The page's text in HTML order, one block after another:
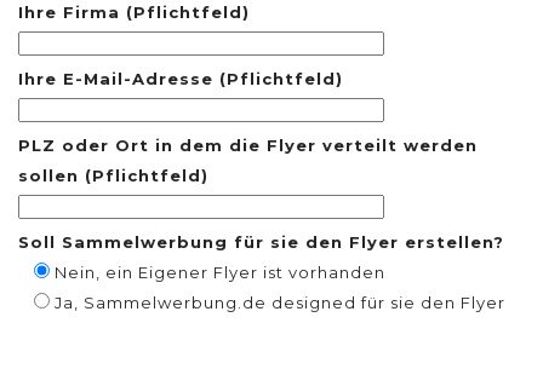
Ihre Firma (Pflichtfeld)
Ihre E-Mail-Adresse (Pflichtfeld)
PLZ oder Ort in dem die Flyer verteilt werden
sollen (Pflichtfeld)
Soll Sammelwerbung für sie den Flyer erstellen?
Nein, ein Eigener Flyer ist vorhanden
Ja, Sammelwerbung.de designed für sie den Flyer